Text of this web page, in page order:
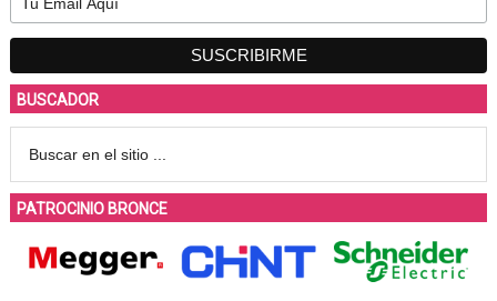
BUSCADOR
PATROCINIO BRONCE